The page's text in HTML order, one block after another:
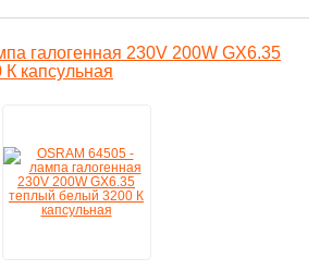
галогенная 230V 200W GX6.35
капсульная